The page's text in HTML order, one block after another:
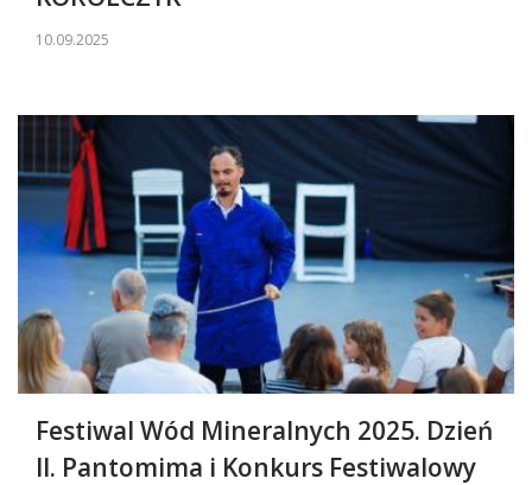
10.09.2025
Festiwal Wód Mineralnych 2025. Dzień
II. Pantomima i Konkurs Festiwalowy